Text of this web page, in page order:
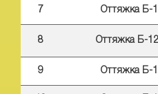
7 Оттяжка Б-
8 Оттяжка Б-
9 Оттяжка Б-